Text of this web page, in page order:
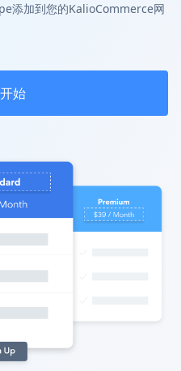
添加到您的KalioCommerce网
始